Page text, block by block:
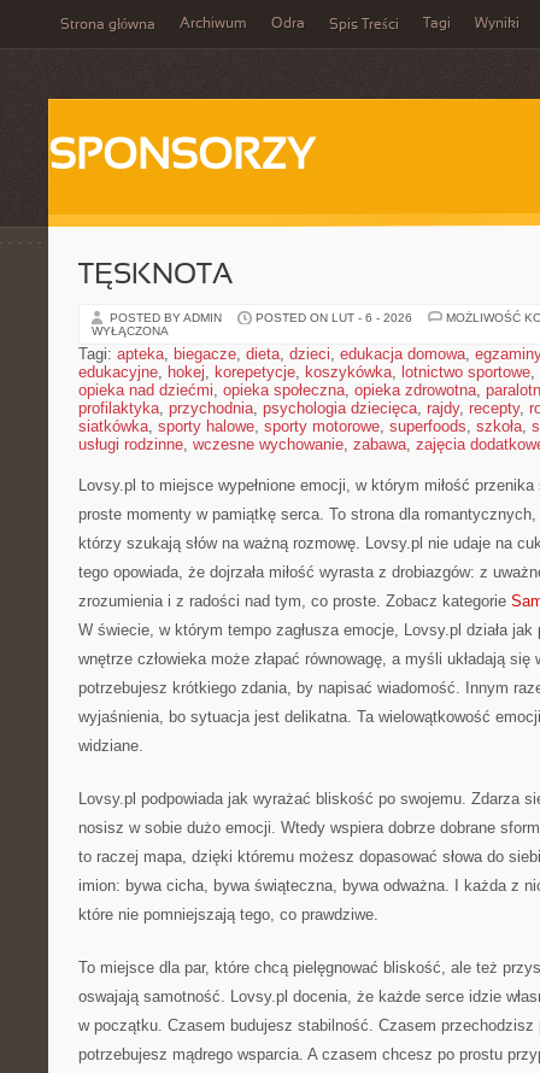
Strona główna Archiwum Odra Spis Treści Tagi Wyniki
SPONSORZY
TĘSKNOTA
POSTED BY ADMIN POSTED ON LUT - 6 - 2026
MOŻLIWOŚĆ
WYŁĄCZONA
Tagi: apteka, biegacze, dieta, dzieci, edukacja domowa, egzaminy
edukacyjne, hokej, korepetycje, koszykówka, lotnictwo sportowe,
opieka nad dziećmi, opieka społeczna, opieka zdrowotna,
profilaktyka, przychodnia, psychologia dziecięca, rajdy, recepty,
siatkówka, sporty halowe, sporty motorowe, superfoods, szkoła,
usługi rodzinne, wczesne wychowanie, zabawa, zajęcia
Lovsy.pl to miejsce wypełnione emocji, w którym miłość
proste momenty w pamiątkę serca. To strona dla
którzy szukają słów na ważną rozmowę. Lovsy.pl nie udaje na
tego opowiada, że dojrzała miłość wyrasta z drobiazgów: z
zrozumienia i z radości nad tym, co proste. Zobacz kategorie
W świecie, w którym tempo zagłusza emocje, Lovsy.pl działa
wnętrze człowieka może złapać równowagę, a myśli układają
potrzebujesz krótkiego zdania, by napisać wiadomość. Innym
wyjaśnienia, bo sytuacja jest delikatna. Ta wielowątkowość
widziane.
Lovsy.pl podpowiada jak wyrażać bliskość po swojemu. Zdarza
nosisz w sobie dużo emocji. Wtedy wspiera dobrze dobrane
to raczej mapa, dzięki któremu możesz dopasować słowa do
imion: bywa cicha, bywa świąteczna, bywa odważna. I każda z
które nie pomniejszają tego, co prawdziwe.
To miejsce dla par, które chcą pielęgnować bliskość, ale też
oswajają samotność. Lovsy.pl docenia, że każde serce idzie
w początku. Czasem budujesz stabilność. Czasem przechodzisz
potrzebujesz mądrego wsparcia. A czasem chcesz po prostu